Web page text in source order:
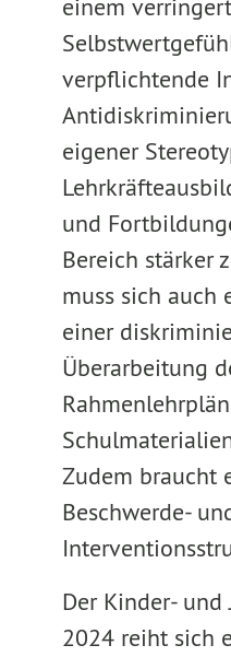
einem
verpflichtende
eigener
und
Bereich stärker
muss sich auch
einer
Überarbeitung
Zudem braucht
Beschwerde-
Der Kinder-
2024 reiht sich